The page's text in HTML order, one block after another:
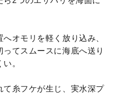
オモリを軽く放り込み、
てスムースに海底へ送り
。
糸フケが生じ、実水深プ